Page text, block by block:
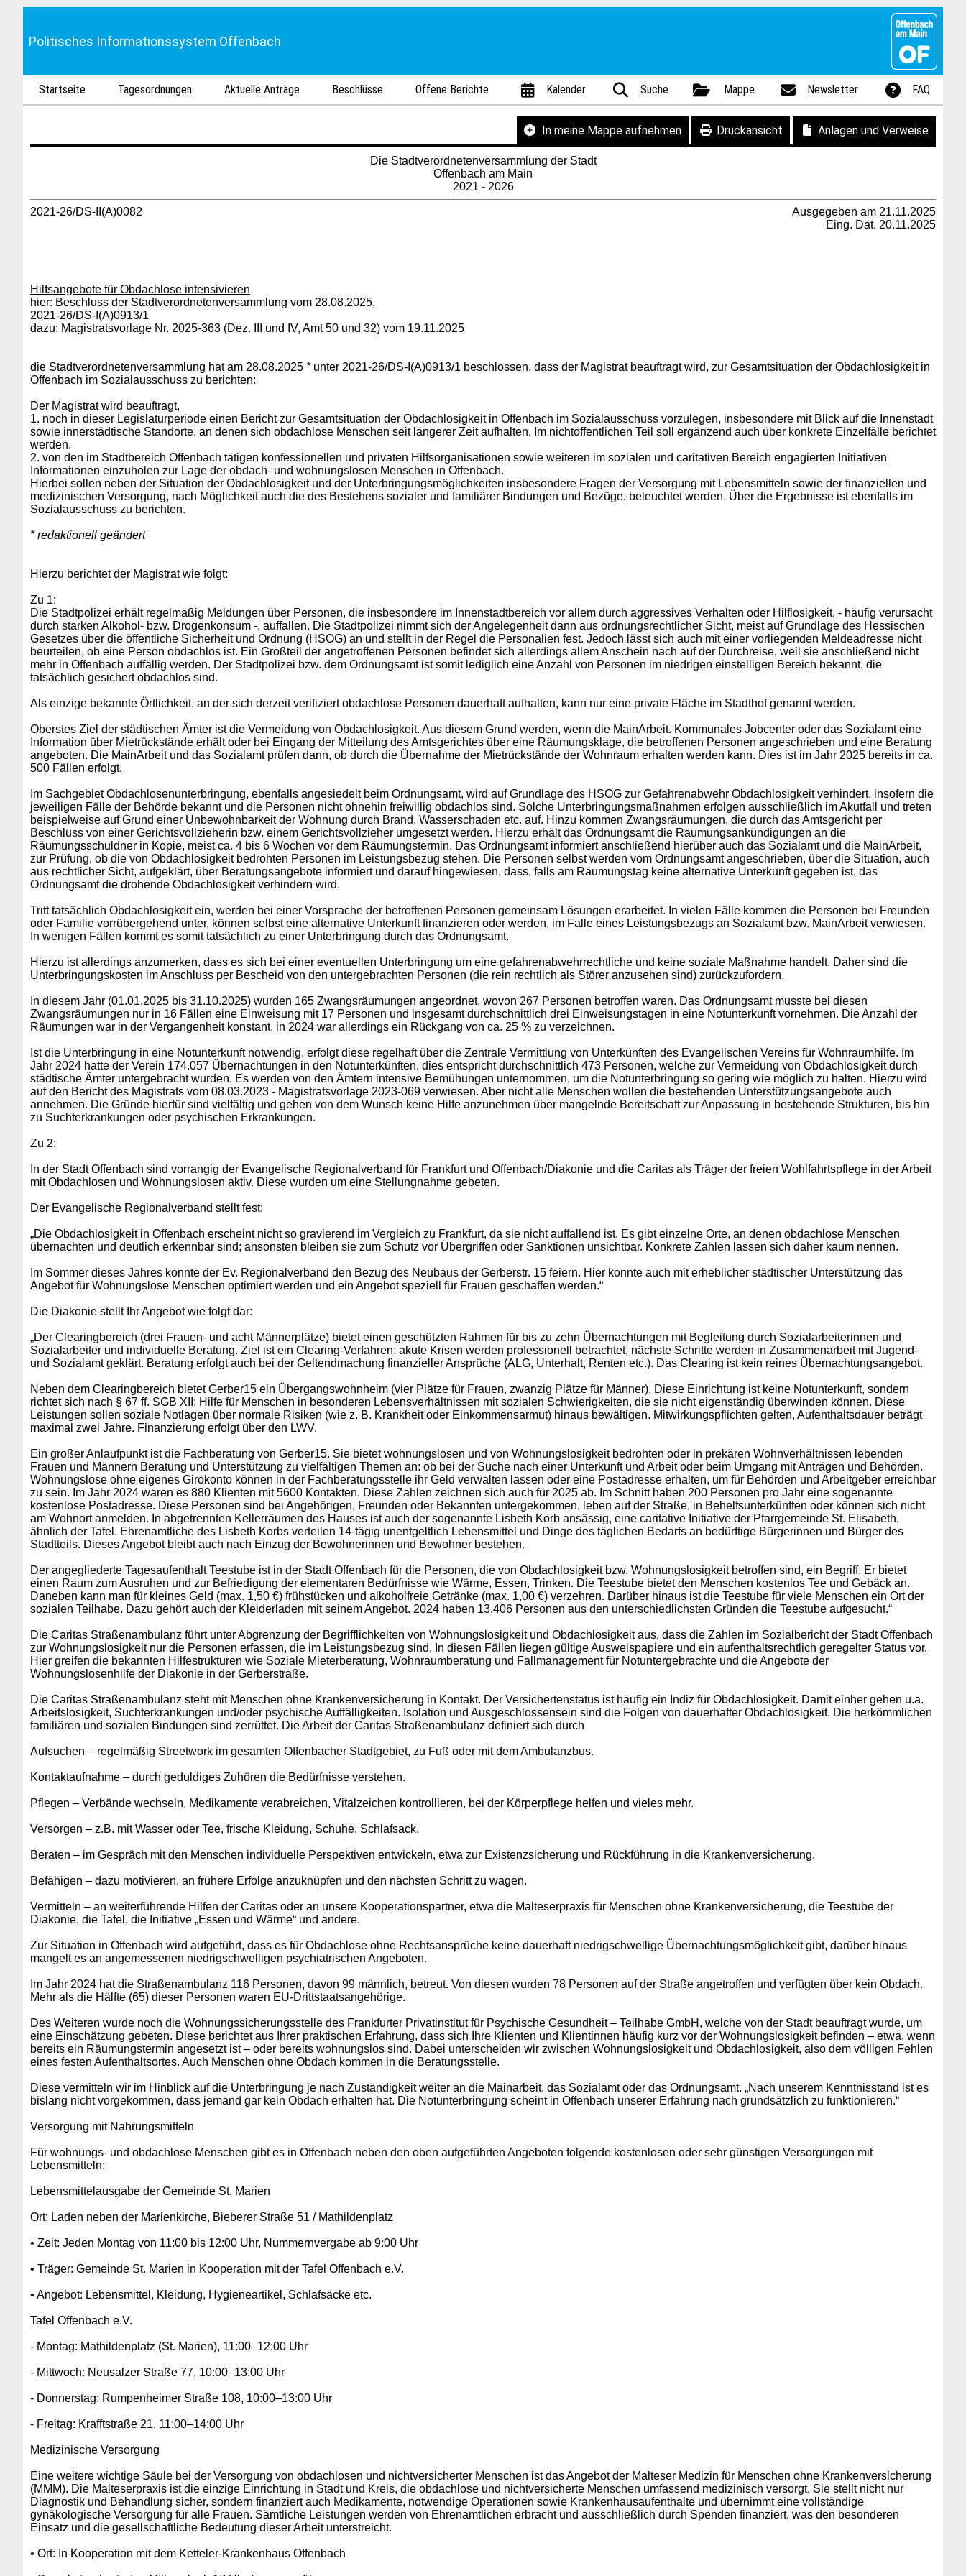
Politisches Informationssystem Offenbach
Startseite Tagesordnungen Aktuelle Anträge Beschlüsse Offene Berichte Kalender Suche Mappe Newsletter FAQ
In meine Mappe aufnehmen Druckansicht Anlagen und Verweise
Die Stadtverordnetenversammlung der Stadt
Offenbach am Main
2021 - 2026
2021-26/DS-II(A)0082
Ausgegeben am 21.11.2025
Eing. Dat. 20.11.2025
Hilfsangebote für Obdachlose intensivieren
hier: Beschluss der Stadtverordnetenversammlung vom 28.08.2025,
2021-26/DS-I(A)0913/1
dazu: Magistratsvorlage Nr. 2025-363 (Dez. III und IV, Amt 50 und 32) vom 19.11.2025
die Stadtverordnetenversammlung hat am 28.08.2025 *unter 2021-26/DS-I(A)0913/1 beschlossen, dass der Magistrat beauftragt wird, zur Gesamtsituation der Obdachlosigkeit in
Offenbach im Sozialausschuss zu berichten:
Der Magistrat wird beauftragt,
1. noch in dieser Legislaturperiode einen Bericht zur Gesamtsituation der Obdachlosigkeit in Offenbach im Sozialausschuss vorzulegen, insbesondere mit Blick auf die Innenstadt
sowie innerstädtische Standorte, an denen sich obdachlose Menschen seit längerer Zeit aufhalten. Im nichtöffentlichen Teil soll ergänzend auch über konkrete Einzelfälle berichtet
werden.
2. von den im Stadtbereich Offenbach tätigen konfessionellen und privaten Hilfsorganisationen sowie weiteren im sozialen und caritativen Bereich engagierten Initiativen
Informationen einzuholen zur Lage der obdach- und wohnungslosen Menschen in Offenbach.
Hierbei sollen neben der Situation der Obdachlosigkeit und der Unterbringungsmöglichkeiten insbesondere Fragen der Versorgung mit Lebensmitteln sowie der finanziellen und
medizinischen Versorgung, nach Möglichkeit auch die des Bestehens sozialer und familiärer Bindungen und Bezüge, beleuchtet werden. Über die Ergebnisse ist ebenfalls im
Sozialausschuss zu berichten.
* redaktionell geändert
Hierzu berichtet der Magistrat wie folgt:
Zu 1:
Die Stadtpolizei erhält regelmäßig Meldungen über Personen, die insbesondere im Innenstadtbereich vor allem durch aggressives Verhalten oder Hilflosigkeit, - häufig verursacht
durch starken Alkohol- bzw. Drogenkonsum -, auffallen. Die Stadtpolizei nimmt sich der Angelegenheit dann aus ordnungsrechtlicher Sicht, meist auf Grundlage des Hessischen
Gesetzes über die öffentliche Sicherheit und Ordnung (HSOG) an und stellt in der Regel die Personalien fest. Jedoch lässt sich auch mit einer vorliegenden Meldeadresse nicht
beurteilen, ob eine Person obdachlos ist. Ein Großteil der angetroffenen Personen befindet sich allerdings allem Anschein nach auf der Durchreise, weil sie anschließend nicht
mehr in Offenbach auffällig werden. Der Stadtpolizei bzw. dem Ordnungsamt ist somit lediglich eine Anzahl von Personen im niedrigen einstelligen Bereich bekannt, die
tatsächlich gesichert obdachlos sind.
Als einzige bekannte Örtlichkeit, an der sich derzeit verifiziert obdachlose Personen dauerhaft aufhalten, kann nur eine private Fläche im Stadthof genannt werden.
Oberstes Ziel der städtischen Ämter ist die Vermeidung von Obdachlosigkeit. Aus diesem Grund werden, wenn die MainArbeit. Kommunales Jobcenter oder das Sozialamt eine
Information über Mietrückstände erhält oder bei Eingang der Mitteilung des Amtsgerichtes über eine Räumungsklage, die betroffenen Personen angeschrieben und eine Beratung
angeboten. Die MainArbeit und das Sozialamt prüfen dann, ob durch die Übernahme der Mietrückstände der Wohnraum erhalten werden kann. Dies ist im Jahr 2025 bereits in ca.
500 Fällen erfolgt.
Im Sachgebiet Obdachlosenunterbringung, ebenfalls angesiedelt beim Ordnungsamt, wird auf Grundlage des HSOG zur Gefahrenabwehr Obdachlosigkeit verhindert, insofern die
jeweiligen Fälle der Behörde bekannt und die Personen nicht ohnehin freiwillig obdachlos sind. Solche Unterbringungsmaßnahmen erfolgen ausschließlich im Akutfall und treten
beispielweise auf Grund einer Unbewohnbarkeit der Wohnung durch Brand, Wasserschaden etc. auf. Hinzu kommen Zwangsräumungen, die durch das Amtsgericht per
Beschluss von einer Gerichtsvollzieherin bzw. einem Gerichtsvollzieher umgesetzt werden. Hierzu erhält das Ordnungsamt die Räumungsankündigungen an die
Räumungsschuldner in Kopie, meist ca. 4 bis 6 Wochen vor dem Räumungstermin. Das Ordnungsamt informiert anschließend hierüber auch das Sozialamt und die MainArbeit,
zur Prüfung, ob die von Obdachlosigkeit bedrohten Personen im Leistungsbezug stehen. Die Personen selbst werden vom Ordnungsamt angeschrieben, über die Situation, auch
aus rechtlicher Sicht, aufgeklärt, über Beratungsangebote informiert und darauf hingewiesen, dass, falls am Räumungstag keine alternative Unterkunft gegeben ist, das
Ordnungsamt die drohende Obdachlosigkeit verhindern wird.
Tritt tatsächlich Obdachlosigkeit ein, werden bei einer Vorsprache der betroffenen Personen gemeinsam Lösungen erarbeitet. In vielen Fälle kommen die Personen bei Freunden
oder Familie vorrübergehend unter, können selbst eine alternative Unterkunft finanzieren oder werden, im Falle eines Leistungsbezugs an Sozialamt bzw. MainArbeit verwiesen.
In wenigen Fällen kommt es somit tatsächlich zu einer Unterbringung durch das Ordnungsamt.
Hierzu ist allerdings anzumerken, dass es sich bei einer eventuellen Unterbringung um eine gefahrenabwehrrechtliche und keine soziale Maßnahme handelt. Daher sind die
Unterbringungskosten im Anschluss per Bescheid von den untergebrachten Personen (die rein rechtlich als Störer anzusehen sind) zurückzufordern.
In diesem Jahr (01.01.2025 bis 31.10.2025) wurden 165 Zwangsräumungen angeordnet, wovon 267 Personen betroffen waren. Das Ordnungsamt musste bei diesen
Zwangsräumungen nur in 16 Fällen eine Einweisung mit 17 Personen und insgesamt durchschnittlich drei Einweisungstagen in eine Notunterkunft vornehmen. Die Anzahl der
Räumungen war in der Vergangenheit konstant, in 2024 war allerdings ein Rückgang von ca. 25 % zu verzeichnen.
Ist die Unterbringung in eine Notunterkunft notwendig, erfolgt diese regelhaft über die Zentrale Vermittlung von Unterkünften des Evangelischen Vereins für Wohnraumhilfe. Im
Jahr 2024 hatte der Verein 174.057 Übernachtungen in den Notunterkünften, dies entspricht durchschnittlich 473 Personen, welche zur Vermeidung von Obdachlosigkeit durch
städtische Ämter untergebracht wurden. Es werden von den Ämtern intensive Bemühungen unternommen, um die Notunterbringung so gering wie möglich zu halten. Hierzu wird
auf den Bericht des Magistrats vom 08.03.2023 - Magistratsvorlage 2023-069 verwiesen. Aber nicht alle Menschen wollen die bestehenden Unterstützungsangebote auch
annehmen. Die Gründe hierfür sind vielfältig und gehen von dem Wunsch keine Hilfe anzunehmen über mangelnde Bereitschaft zur Anpassung in bestehende Strukturen, bis hin
zu Suchterkrankungen oder psychischen Erkrankungen.
Zu 2:
In der Stadt Offenbach sind vorrangig der Evangelische Regionalverband für Frankfurt und Offenbach/Diakonie und die Caritas als Träger der freien Wohlfahrtspflege in der Arbeit
mit Obdachlosen und Wohnungslosen aktiv. Diese wurden um eine Stellungnahme gebeten.
Der Evangelische Regionalverband stellt fest:
„Die Obdachlosigkeit in Offenbach erscheint nicht so gravierend im Vergleich zu Frankfurt, da sie nicht auffallend ist. Es gibt einzelne Orte, an denen obdachlose Menschen
übernachten und deutlich erkennbar sind; ansonsten bleiben sie zum Schutz vor Übergriffen oder Sanktionen unsichtbar. Konkrete Zahlen lassen sich daher kaum nennen.
Im Sommer dieses Jahres konnte der Ev. Regionalverband den Bezug des Neubaus der Gerberstr. 15 feiern. Hier konnte auch mit erheblicher städtischer Unterstützung das
Angebot für Wohnungslose Menschen optimiert werden und ein Angebot speziell für Frauen geschaffen werden.“
Die Diakonie stellt Ihr Angebot wie folgt dar:
„Der Clearingbereich (drei Frauen- und acht Männerplätze) bietet einen geschützten Rahmen für bis zu zehn Übernachtungen mit Begleitung durch Sozialarbeiterinnen und
Sozialarbeiter und individuelle Beratung. Ziel ist ein Clearing-Verfahren: akute Krisen werden professionell betrachtet, nächste Schritte werden in Zusammenarbeit mit Jugend-
und Sozialamt geklärt. Beratung erfolgt auch bei der Geltendmachung finanzieller Ansprüche (ALG, Unterhalt, Renten etc.). Das Clearing ist kein reines Übernachtungsangebot.
Neben dem Clearingbereich bietet Gerber15 ein Übergangswohnheim (vier Plätze für Frauen, zwanzig Plätze für Männer). Diese Einrichtung ist keine Notunterkunft, sondern
richtet sich nach § 67 ff. SGB XII: Hilfe für Menschen in besonderen Lebensverhältnissen mit sozialen Schwierigkeiten, die sie nicht eigenständig überwinden können. Diese
Leistungen sollen soziale Notlagen über normale Risiken (wie z. B. Krankheit oder Einkommensarmut) hinaus bewältigen. Mitwirkungspflichten gelten, Aufenthaltsdauer beträgt
maximal zwei Jahre. Finanzierung erfolgt über den LWV.
Ein großer Anlaufpunkt ist die Fachberatung von Gerber15. Sie bietet wohnungslosen und von Wohnungslosigkeit bedrohten oder in prekären Wohnverhältnissen lebenden
Frauen und Männern Beratung und Unterstützung zu vielfältigen Themen an: ob bei der Suche nach einer Unterkunft und Arbeit oder beim Umgang mit Anträgen und Behörden.
Wohnungslose ohne eigenes Girokonto können in der Fachberatungsstelle ihr Geld verwalten lassen oder eine Postadresse erhalten, um für Behörden und Arbeitgeber erreichbar
zu sein. Im Jahr 2024 waren es 880 Klienten mit 5600 Kontakten. Diese Zahlen zeichnen sich auch für 2025 ab. Im Schnitt haben 200 Personen pro Jahr eine sogenannte
kostenlose Postadresse. Diese Personen sind bei Angehörigen, Freunden oder Bekannten untergekommen, leben auf der Straße, in Behelfsunterkünften oder können sich nicht
am Wohnort anmelden. In abgetrennten Kellerräumen des Hauses ist auch der sogenannte Lisbeth Korb ansässig, eine caritative Initiative der Pfarrgemeinde St. Elisabeth,
ähnlich der Tafel. Ehrenamtliche des Lisbeth Korbs verteilen 14-tägig unentgeltlich Lebensmittel und Dinge des täglichen Bedarfs an bedürftige Bürgerinnen und Bürger des
Stadtteils. Dieses Angebot bleibt auch nach Einzug der Bewohnerinnen und Bewohner bestehen.
Der angegliederte Tagesaufenthalt Teestube ist in der Stadt Offenbach für die Personen, die von Obdachlosigkeit bzw. Wohnungslosigkeit betroffen sind, ein Begriff. Er bietet
einen Raum zum Ausruhen und zur Befriedigung der elementaren Bedürfnisse wie Wärme, Essen, Trinken. Die Teestube bietet den Menschen kostenlos Tee und Gebäck an.
Daneben kann man für kleines Geld (max. 1,50 €) frühstücken und alkoholfreie Getränke (max. 1,00 €) verzehren. Darüber hinaus ist die Teestube für viele Menschen ein Ort der
sozialen Teilhabe. Dazu gehört auch der Kleiderladen mit seinem Angebot. 2024 haben 13.406 Personen aus den unterschiedlichsten Gründen die Teestube aufgesucht.“
Die Caritas Straßenambulanz führt unter Abgrenzung der Begrifflichkeiten von Wohnungslosigkeit und Obdachlosigkeit aus, dass die Zahlen im Sozialbericht der Stadt Offenbach
zur Wohnungslosigkeit nur die Personen erfassen, die im Leistungsbezug sind. In diesen Fällen liegen gültige Ausweispapiere und ein aufenthaltsrechtlich geregelter Status vor.
Hier greifen die bekannten Hilfestrukturen wie Soziale Mieterberatung, Wohnraumberatung und Fallmanagement für Notuntergebrachte und die Angebote der
Wohnungslosenhilfe der Diakonie in der Gerberstraße.
Die Caritas Straßenambulanz steht mit Menschen ohne Krankenversicherung in Kontakt. Der Versichertenstatus ist häufig ein Indiz für Obdachlosigkeit. Damit einher gehen u.a.
Arbeitslosigkeit, Suchterkrankungen und/oder psychische Auffälligkeiten. Isolation und Ausgeschlossensein sind die Folgen von dauerhafter Obdachlosigkeit. Die herkömmlichen
familiären und sozialen Bindungen sind zerrüttet. Die Arbeit der Caritas Straßenambulanz definiert sich durch
Aufsuchen – regelmäßig Streetwork im gesamten Offenbacher Stadtgebiet, zu Fuß oder mit dem Ambulanzbus.
Kontaktaufnahme – durch geduldiges Zuhören die Bedürfnisse verstehen.
Pflegen – Verbände wechseln, Medikamente verabreichen, Vitalzeichen kontrollieren, bei der Körperpflege helfen und vieles mehr.
Versorgen – z.B. mit Wasser oder Tee, frische Kleidung, Schuhe, Schlafsack.
Beraten – im Gespräch mit den Menschen individuelle Perspektiven entwickeln, etwa zur Existenzsicherung und Rückführung in die Krankenversicherung.
Befähigen – dazu motivieren, an frühere Erfolge anzuknüpfen und den nächsten Schritt zu wagen.
Vermitteln – an weiterführende Hilfen der Caritas oder an unsere Kooperationspartner, etwa die Malteserpraxis für Menschen ohne Krankenversicherung, die Teestube der
Diakonie, die Tafel, die Initiative „Essen und Wärme“ und andere.
Zur Situation in Offenbach wird aufgeführt, dass es für Obdachlose ohne Rechtsansprüche keine dauerhaft niedrigschwellige Übernachtungsmöglichkeit gibt, darüber hinaus
mangelt es an angemessenen niedrigschwelligen psychiatrischen Angeboten.
Im Jahr 2024 hat die Straßenambulanz 116 Personen, davon 99 männlich, betreut. Von diesen wurden 78 Personen auf der Straße angetroffen und verfügten über kein Obdach.
Mehr als die Hälfte (65) dieser Personen waren EU-Drittstaatsangehörige.
Des Weiteren wurde noch die Wohnungssicherungsstelle des Frankfurter Privatinstitut für Psychische Gesundheit – Teilhabe GmbH, welche von der Stadt beauftragt wurde, um
eine Einschätzung gebeten. Diese berichtet aus Ihrer praktischen Erfahrung, dass sich Ihre Klienten und Klientinnen häufig kurz vor der Wohnungslosigkeit befinden – etwa, wenn
bereits ein Räumungstermin angesetzt ist – oder bereits wohnungslos sind. Dabei unterscheiden wir zwischen Wohnungslosigkeit und Obdachlosigkeit, also dem völligen Fehlen
eines festen Aufenthaltsortes. Auch Menschen ohne Obdach kommen in die Beratungsstelle.
Diese vermitteln wir im Hinblick auf die Unterbringung je nach Zuständigkeit weiter an die Mainarbeit, das Sozialamt oder das Ordnungsamt. „Nach unserem Kenntnisstand ist es
bislang nicht vorgekommen, dass jemand gar kein Obdach erhalten hat. Die Notunterbringung scheint in Offenbach unserer Erfahrung nach grundsätzlich zu funktionieren.“
Versorgung mit Nahrungsmitteln
Für wohnungs- und obdachlose Menschen gibt es in Offenbach neben den oben aufgeführten Angeboten folgende kostenlosen oder sehr günstigen Versorgungen mit
Lebensmitteln:
Lebensmittelausgabe der Gemeinde St. Marien
Ort: Laden neben der Marienkirche, Bieberer Straße 51 / Mathildenplatz
• Zeit: Jeden Montag von 11:00 bis 12:00 Uhr, Nummernvergabe ab 9:00 Uhr
• Träger: Gemeinde St. Marien in Kooperation mit der Tafel Offenbach e.V.
• Angebot: Lebensmittel, Kleidung, Hygieneartikel, Schlafsäcke etc.
Tafel Offenbach e.V.
- Montag: Mathildenplatz (St. Marien), 11:00–12:00 Uhr
- Mittwoch: Neusalzer Straße 77, 10:00–13:00 Uhr
- Donnerstag: Rumpenheimer Straße 108, 10:00–13:00 Uhr
- Freitag: Krafftstraße 21, 11:00–14:00 Uhr
Medizinische Versorgung
Eine weitere wichtige Säule bei der Versorgung von obdachlosen und nichtversicherter Menschen ist das Angebot der Malteser Medizin für Menschen ohne Krankenversicherung
(MMM). Die Malteserpraxis ist die einzige Einrichtung in Stadt und Kreis, die obdachlose und nichtversicherte Menschen umfassend medizinisch versorgt. Sie stellt nicht nur
Diagnostik und Behandlung sicher, sondern finanziert auch Medikamente, notwendige Operationen sowie Krankenhausaufenthalte und übernimmt eine vollständige
gynäkologische Versorgung für alle Frauen. Sämtliche Leistungen werden von Ehrenamtlichen erbracht und ausschließlich durch Spenden finanziert, was den besonderen
Einsatz und die gesellschaftliche Bedeutung dieser Arbeit unterstreicht.
• Ort: In Kooperation mit dem Ketteler-Krankenhaus Offenbach